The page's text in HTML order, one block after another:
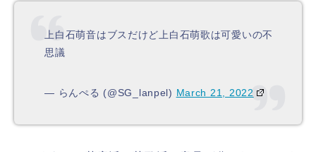
上白石萌音はブスだけど上白石萌歌は可愛いの不
思議
— らんぺる (@SG_lanpel) March 21, 2022